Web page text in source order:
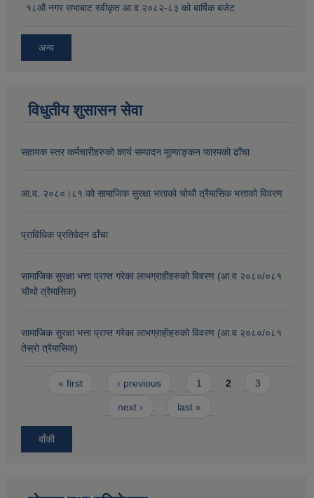
१८‍औ नगर सभाबाट स्वीकृत आ.व.२०८२-८३ को बार्षिक बजेट
अन्य
विधुतीय शुसासन सेवा
सहायक स्तर कर्मचारीहरुको कार्य सम्पादन मूल्याङ्कन फारमको ढाँचा
आ.व. २०८०।८१ को सामाजिक सुरक्षा भत्ताको चोथौ त्रैमासिक भत्ताको विवरण
प्राविधिक प्रतिवेदन ढाँचा
सामाजिक सुरक्षा भत्ता प्राप्त गरेका लाभग्राहीहरुको विवरण (आ.व २०८०/०८१
चौथो त्रैमासिक)
सामाजिक सुरक्षा भत्ता प्राप्त गरेका लाभग्राहीहरुको विवरण (आ.व २०८०/०८१
तेस्रो त्रैमासिक)
Pages
« first ‹ previous 1 2 3
next › last »
बाँकी